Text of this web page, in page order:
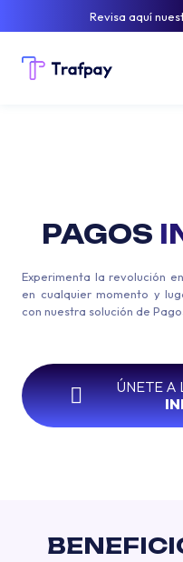
Revisa aquí
PAGOS
Experimenta la revolución
en cualquier momento y
con nuestra solución de
ÚNETE A